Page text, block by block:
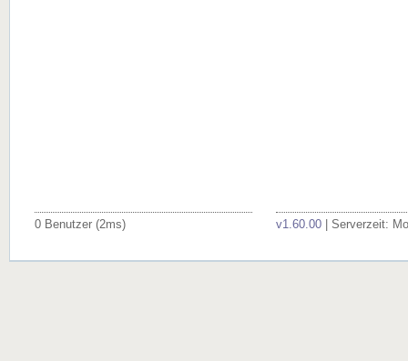
0 Benutzer (2ms) v1.60.00 | Serverzeit: